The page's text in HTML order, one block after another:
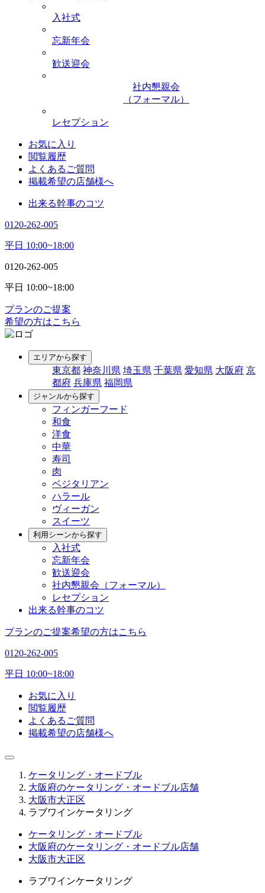
入社式
忘新年会
歓送迎会
社内懇親会
（フォーマル）
レセプション
お気に入り
閲覧履歴
よくあるご質問
掲載希望の店舗様へ
出来る幹事のコツ
0120-262-005
平日 10:00~18:00
0120-262-005
平日 10:00~18:00
プランのご提案
希望の方はこちら
エリアから探す
東京都 神奈川県 埼玉県 千葉県 愛知県 大阪府 京
都府 兵庫県 福岡県
ジャンルから探す
フィンガーフード
和食
洋食
中華
寿司
肉
ベジタリアン
ハラール
ヴィーガン
スイーツ
利用シーンから探す
入社式
忘新年会
歓送迎会
社内懇親会（フォーマル）
レセプション
出来る幹事のコツ
プランのご提案希望の方はこちら
0120-262-005
平日 10:00~18:00
お気に入り
閲覧履歴
よくあるご質問
掲載希望の店舗様へ
ケータリング・オードブル
大阪府のケータリング・オードブル店舗
大阪市大正区
ラブワインケータリング
ケータリング・オードブル
大阪府のケータリング・オードブル店舗
大阪市大正区
ラブワインケータリング